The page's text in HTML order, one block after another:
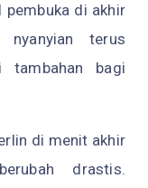
di akhir
nyanyian terus
tambahan bagi
di menit akhir
drastis.